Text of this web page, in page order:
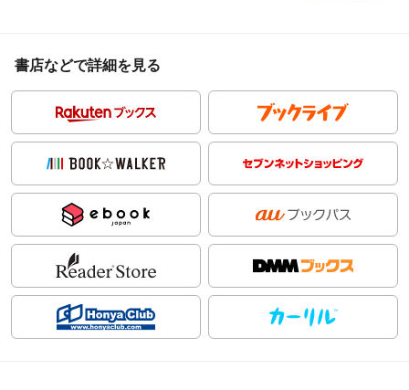
書店などで詳細を見る